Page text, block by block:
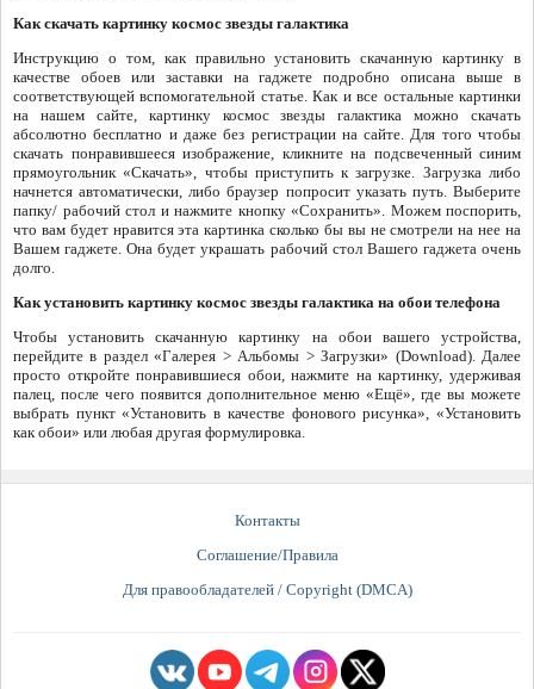
Как скачать картинку космос звезды галактика
Инструкцию о том, как правильно установить скачанную картинку в
качестве обоев или заставки на гаджете подробно описана выше в
соответствующей вспомогательной статье. Как и все остальные картинки
на нашем сайте, картинку космос звезды галактика можно скачать
абсолютно бесплатно и даже без регистрации на сайте. Для того чтобы
скачать понравившееся изображение, кликните на подсвеченный синим
прямоугольник «Скачать», чтобы приступить к загрузке. Загрузка либо
начнется автоматически, либо браузер попросит указать путь. Выберите
папку/ рабочий стол и нажмите кнопку «Сохранить». Можем поспорить,
что вам будет нравится эта картинка сколько бы вы не смотрели на нее на
Вашем гаджете. Она будет украшать рабочий стол Вашего гаджета очень
долго.
Как установить картинку космос звезды галактика на обои телефона
Чтобы установить скачанную картинку на обои вашего устройства,
перейдите в раздел «Галерея > Альбомы > Загрузки» (Download). Далее
просто откройте понравившиеся обои, нажмите на картинку, удерживая
палец, после чего появится дополнительное меню «Ещё», где вы можете
выбрать пункт «Установить в качестве фонового рисунка», «Установить
как обои» или любая другая формулировка.
Контакты
Соглашение/Правила
Для правообладателей / Copyright (DMCA)